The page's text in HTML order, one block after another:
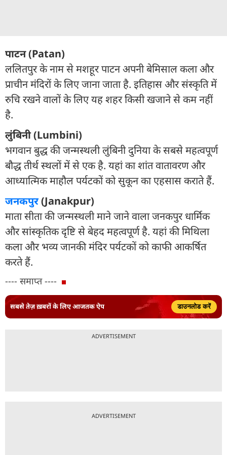
पाटन (Patan)
ललितपुर के नाम से मशहूर पाटन अपनी बेमिसाल कला और
प्राचीन मंदिरों के लिए जाना जाता है. इतिहास और संस्कृति में
रुचि रखने वालों के लिए यह शहर किसी खजाने से कम नहीं
है.
लुंबिनी (Lumbini)
भगवान बुद्ध की जन्मस्थली लुंबिनी दुनिया के सबसे महत्वपूर्ण
बौद्ध तीर्थ स्थलों में से एक है. यहां का शांत वातावरण और
आध्यात्मिक माहौल पर्यटकों को सुकून का एहसास कराते हैं.
जनकपुर(Janakpur)
माता सीता की जन्मस्थली माने जाने वाला जनकपुर धार्मिक
और सांस्कृतिक दृष्टि से बेहद महत्वपूर्ण है. यहां की मिथिला
कला और भव्य जानकी मंदिर पर्यटकों को काफी आकर्षित
करते हैं.
---- समाप्त ----
सबसे तेज़ ख़बरों के लिए आजतक ऐप डाउनलोड करें
ADVERTISEMENT
ADVERTISEMENT